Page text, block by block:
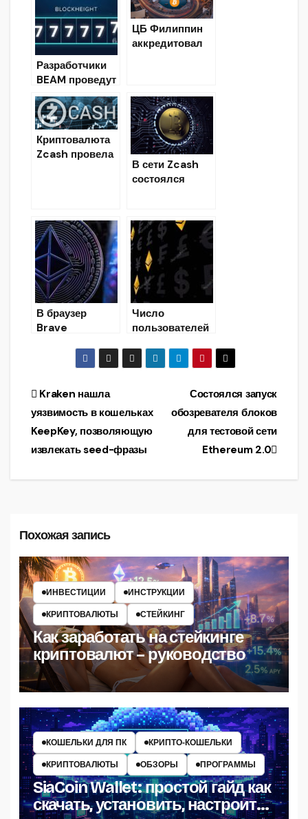
торговые
комиссии на
спотовом
рынке
Разработчики
BEAM проведут
второй
хардфорк 28
июня
ЦБ Филиппин
аккредитовал
Криптовалюта
Zcash провела
В сети Zcash
состоялся
которого
появилась
криптовалюта
Ycash
В браузер
Brave
кошелёк для
хранения
Число
пользователей
кошелька
MetaMask для
превысило 1
млн
Навигация
по
записям
Состоялся запуск
обозревателя блоков
для тестовой сети
Ethereum 2.0
Kraken нашла
уязвимость в кошельках
KeepKey, позволяющую
извлекать seed-фразы
Похожая запись
ИНВЕСТИЦИИ
ИНСТРУКЦИИ
КРИПТОВАЛЮТЫ
СТЕЙКИНГ
Как заработать на стейкинге
криптовалют – руководство
КОШЕЛЬКИ ДЛЯ ПК
КРИПТО‑КОШЕЛЬКИ
КРИПТОВАЛЮТЫ
ОБЗОРЫ ПРОГРАММЫ
SiaCoin Wallet: простой гайд как
скачать, установить, настроить